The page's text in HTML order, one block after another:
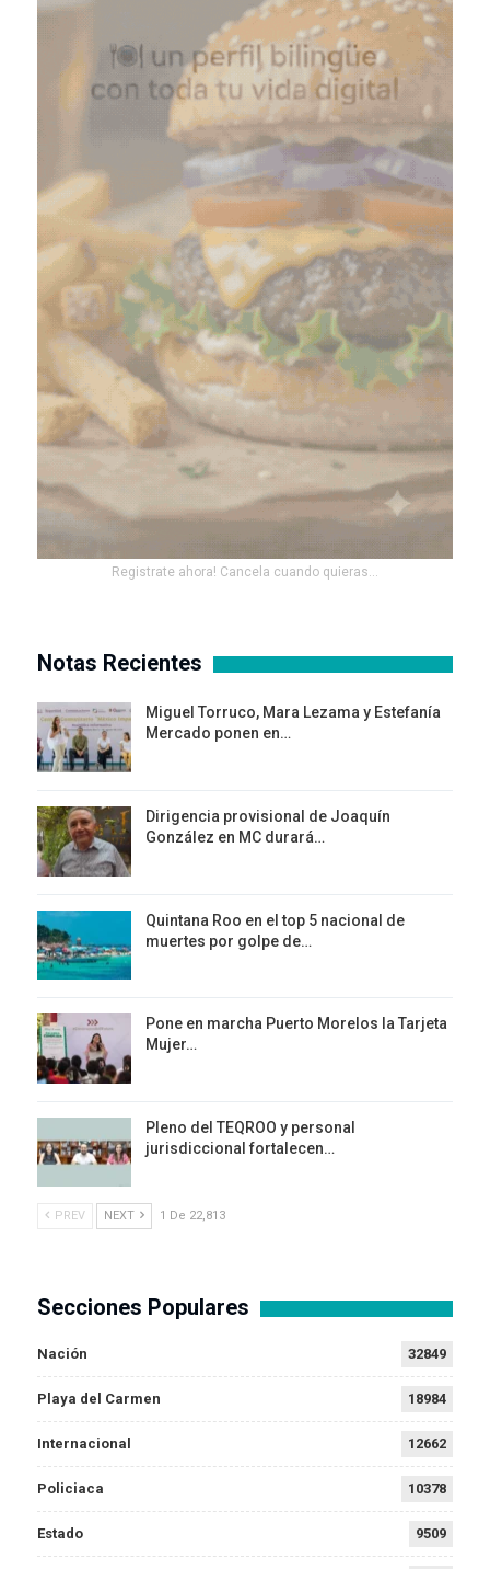
Registrate ahora! Cancela cuando quieras...
Notas Recientes
Miguel Torruco, Mara Lezama y Estefanía
Mercado ponen en…
Dirigencia provisional de Joaquín
González en MC durará…
Quintana Roo en el top 5 nacional de
muertes por golpe de…
Pone en marcha Puerto Morelos la Tarjeta
Mujer…
Pleno del TEQROO y personal
jurisdiccional fortalecen…
PREV NEXT 1 De 22,813
Secciones Populares
Nación 32849
Playa del Carmen 18984
Internacional 12662
Policiaca 10378
Estado 9509